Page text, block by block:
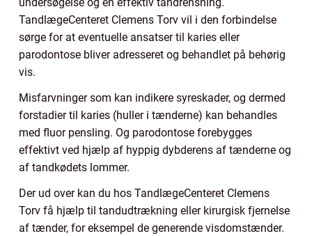
undersøgelse og en effektiv tandrensning.
TandlægeCenteret Clemens Torv vil i den forbindelse
sørge for at eventuelle ansatser til karies eller
parodontose bliver adresseret og behandlet på behørig
vis.
Misfarvninger som kan indikere syreskader, og dermed
forstadier til karies (huller i tænderne) kan behandles
med fluor pensling. Og parodontose forebygges
effektivt ved hjælp af hyppig dybderens af tænderne og
af tandkødets lommer.
Der ud over kan du hos TandlægeCenteret Clemens
Torv få hjælp til tandudtrækning eller kirurgisk fjernelse
af tænder, for eksempel de generende visdomstænder.